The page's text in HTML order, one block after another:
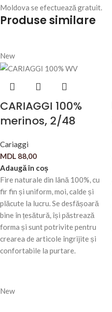
Moldova se efectuează gratuit.
Produse similare
New
CARIAGGI 100%
merinos, 2/48
Cariaggi
MDL 88,00
Adaugă în coș
Fire naturale din lână 100%, cu
fir fin și uniform, moi, calde și
plăcute la lucru. Se desfășoară
bine în țesătură, își păstrează
forma și sunt potrivite pentru
crearea de articole îngrijite și
confortabile la purtare.
New